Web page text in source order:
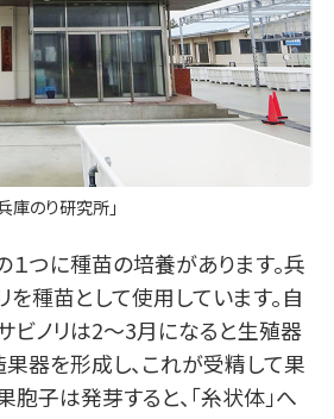
庫のり研究所」
つに種苗の培養があります。兵
を種苗として使用しています。自
ビノリは2～3月になると生殖器
器を形成し、これが受精して果
胞子は発芽すると、「糸状体」へ